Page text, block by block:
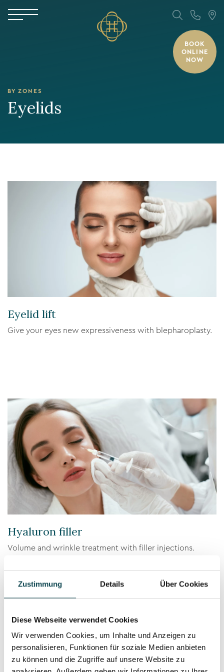
Zustimmung Details Über Cookies
Diese Webseite verwendet Cookies
Wir verwenden Cookies, um Inhalte und Anzeigen zu
personalisieren, Funktionen für soziale Medien anbieten
zu können und die Zugriffe auf unsere Website zu
BOOK
ONLINE
NOW
BY ZONES
Eyelids
Eyelid lift
Give your eyes new expressiveness with blepharoplasty.
Hyaluron filler
Volume and wrinkle treatment with filler injections.